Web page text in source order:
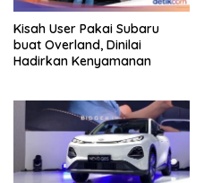
Kisah User Pakai Subaru
buat Overland, Dinilai
Hadirkan Kenyamanan